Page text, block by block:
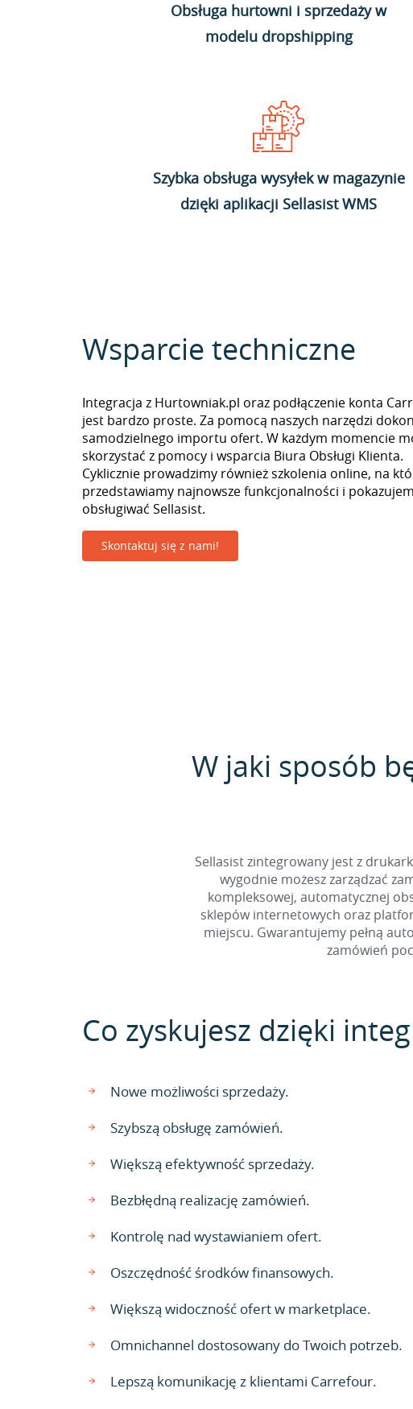
Obsługa hurtowni i sprzedaży w
modelu dropshipping
Szybka obsługa wysyłek w magazynie
dzięki aplikacji Sellasist WMS
Wsparcie techniczne
Integracja z Hurtowniak.pl oraz podłączenie konta
jest bardzo proste. Za pomocą naszych narzędzi
samodzielnego importu ofert. W każdym momencie
skorzystać z pomocy i wsparcia Biura Obsługi Klienta.
Cyklicznie prowadzimy również szkolenia online, na
przedstawiamy najnowsze funkcjonalności i
obsługiwać Sellasist.
Skontaktuj się z nami!
W jaki sposób
Sellasist zintegrowany jest z
wygodnie możesz zarządzać
kompleksowej, automatycznej
sklepów internetowych oraz
miejscu. Gwarantujemy pełną
zamówień
Co zyskujesz dzięki
Nowe możliwości sprzedaży.
Szybszą obsługę zamówień.
Większą efektywność sprzedaży.
Bezbłędną realizację zamówień.
Kontrolę nad wystawianiem ofert.
Oszczędność środków finansowych.
Większą widoczność ofert w marketplace.
Omnichannel dostosowany do Twoich potrzeb.
Lepszą komunikację z klientami Carrefour.